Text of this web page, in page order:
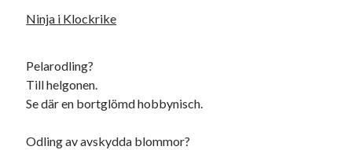
Ninja i Klockrike
Pelarodling?
Till helgonen.
Se där en bortglömd hobbynisch.
Odling av avskydda blommor?